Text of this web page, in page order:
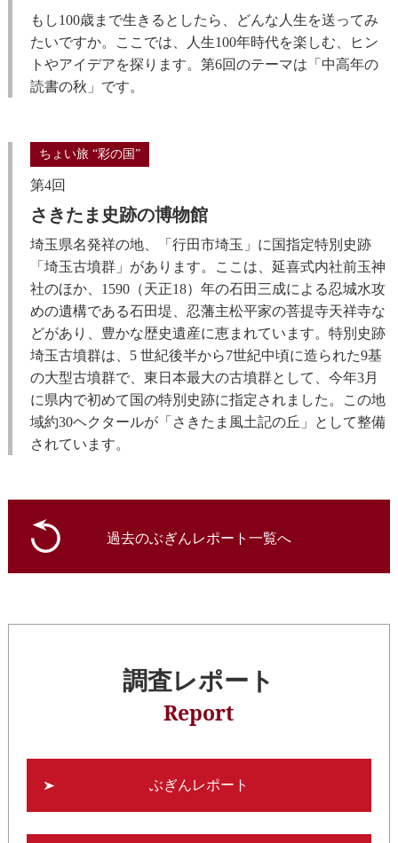
もし100歳まで生きるとしたら、どんな人生を送ってみ
たいですか。ここでは、人生100年時代を楽しむ、ヒン
トやアイデアを探ります。第6回のテーマは「中高年の
読書の秋」です。
ちょい旅 “彩の国”
第4回
さきたま史跡の博物館
埼玉県名発祥の地、「行田市埼玉」に国指定特別史跡
「埼玉古墳群」があります。ここは、延喜式内社前玉神
社のほか、1590（天正18）年の石田三成による忍城水攻
めの遺構である石田堤、忍藩主松平家の菩提寺天祥寺な
どがあり、豊かな歴史遺産に恵まれています。特別史跡
埼玉古墳群は、5 世紀後半から7世紀中頃に造られた9基
の大型古墳群で、東日本最大の古墳群として、今年3月
に県内で初めて国の特別史跡に指定されました。この地
域約30ヘクタールが「さきたま風土記の丘」として整備
されています。
過去のぶぎんレポート一覧へ
調査レポート
Report
ぶぎんレポート